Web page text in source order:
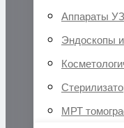
Аппараты
Эндоскопы
МРТ